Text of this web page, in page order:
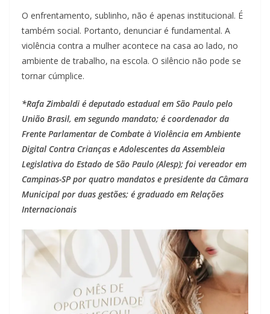
O enfrentamento, sublinho, não é apenas institucional. É
também social. Portanto, denunciar é fundamental. A
violência contra a mulher acontece na casa ao lado, no
ambiente de trabalho, na escola. O silêncio não pode se
tornar cúmplice.
*Rafa Zimbaldi é deputado estadual em São Paulo pelo
União Brasil, em segundo mandato; é coordenador da
Frente Parlamentar de Combate à Violência em Ambiente
Digital Contra Crianças e Adolescentes da Assembleia
Legislativa do Estado de São Paulo (Alesp); foi vereador em
Campinas-SP por quatro mandatos e presidente da Câmara
Municipal por duas gestões; é graduado em Relações
Internacionais